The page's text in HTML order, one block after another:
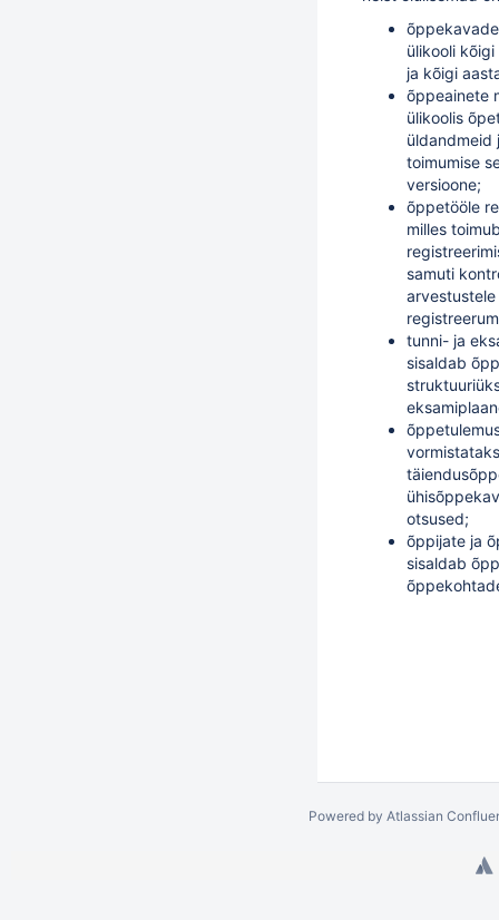
ülikooli
ja kõigi
õppeainete
ülikoolis
üldandmeid
toimumise
versioone;
õppetööle
milles
samuti
tunni- ja
sisaldab
otsused;
õppijate ja
sisaldab
Powered by Atlassian